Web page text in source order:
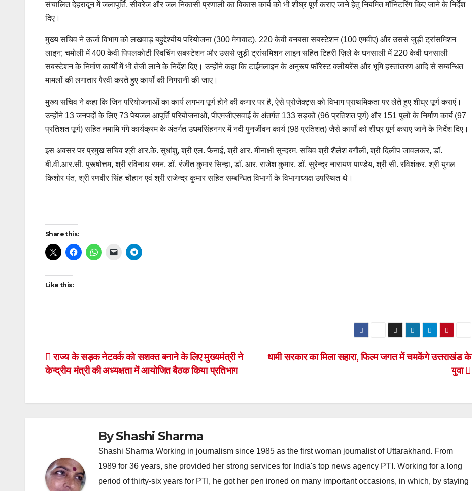
संचालित देहरादून में जलापूर्ति, सीवरेज और जल निकासी प्रणाली का विकास कार्य को भी शीघ्र पूूर्ण कराए जाने हेतु नियमित मॉनिटरिंग किए जाने के निर्देश
दिए।
मुख्य सचिव ने ऊर्जा विभाग को लखवाड़ बहुद्देश्यीय परियोजना (300 मेगावाट), 220 केवी बनबसा सबस्टेशन (100 एमवीए) और उससे जुड़ी ट्रांसमिशन
लाइन; चमोली में 400 केवी पिपलकोटी स्विचिंग सबस्टेशन और उससे जुड़ी ट्रांसमिशन लाइन सहित टिहरी ज़िले के घनसाली में 220 केवी घनसाली
सबस्टेशन के निर्माण कार्यों में भी तेजी लाने के निर्देश दिए। उन्होंने कहा कि टाईमलाइन के अनुरूप फॉरेस्ट क्लीयरेंस और भूमि हस्तांतरण आदि से सम्बन्धित
मामलों की लगातार पैरवी करते हुए कार्यों की निगरानी की जाए।
मुख्य सचिव ने कहा कि जिन परियोजनाओं का कार्य लगभग पूर्ण होने की कगार पर है, ऐसे प्रोजेक्ट्स को विभाग प्राथमिकता पर लेते हुए शीघ्र पूर्ण कराएं।
उन्होंने 13 जनपदों के लिए 73 पेयजल आपूर्ति परियोजनाओं, पीएमजीएसवाई के अंतर्गत 133 सड़कों (96 प्रतिशत पूर्ण) और 151 पुलों के निर्माण कार्य (97
प्रतिशत पूर्ण) सहित नमामि गंगे कार्यक्रम के अंतर्गत उधमसिंहनगर में नदी पुनर्जीवन कार्य (98 प्रतिशत) जैसे कार्यों को शीघ्र पूर्ण कराए जाने के निर्देश दिए।
इस अवसर पर प्रमुख सचिव श्री आर.के. सुधांशु, श्री एल. फैनाई, श्री आर. मीनाक्षी सुन्दरम, सचिव श्री शैलेश बगौली, श्री दिलीप जावलकर, डॉ.
बी.वी.आर.सी. पुरूषोत्तम, श्री रविनाथ रमन, डॉ. रंजीत कुमार सिन्हा, डॉ. आर. राजेश कुमार, डॉ. सुरेन्द्र नारायण पाण्डेय, श्री सी. रविशंकर, श्री युगल
किशोर पंत, श्री रणवीर सिंह चौहान एवं श्री राजेन्द्र कुमार सहित सम्बन्धित विभागों के विभागाध्यक्ष उपस्थित थे।
Post
navigation
Share this:
Like this:
Post
navigation
धामी सरकार का मिला सहारा, फिल्म जगत में चमकेंगे उत्तराखंड के
युवा
राज्य के सड़क नेटवर्क को सशक्त बनाने के लिए मुख्यमंत्री ने
केन्द्रीय मंत्री की अध्यक्षता में आयोजित बैठक किया प्रतिभाग
ByShashi Sharma
Shashi Sharma Working in journalism since 1985 as the first woman journalist of Uttarakhand. From
1989 for 36 years, she provided her strong services for India's top news agency PTI. Working for a long
period of thirty-six years for PTI, he got her pen ironed on many important occasions, in which, by staying